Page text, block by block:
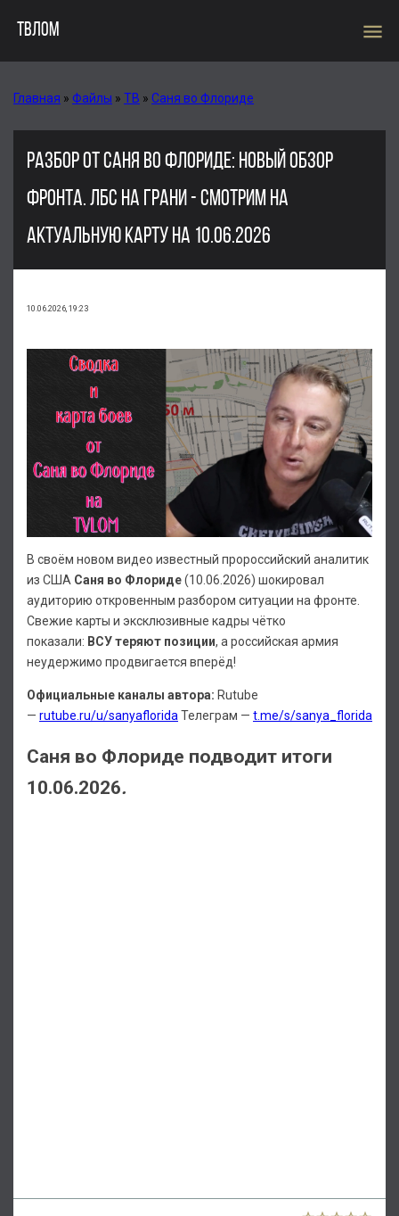
ТВЛОМ menu
Главная » Файлы » ТВ » Саня во Флориде
РАЗБОР ОТ САНЯ ВО ФЛОРИДЕ: НОВЫЙ ОБЗОР
ФРОНТА. ЛБС НА ГРАНИ - СМОТРИМ НА
АКТУАЛЬНУЮ КАРТУ НА 10.06.2026
10.06.2026, 19:23
В своём новом видео известный пророссийский аналитик
из США Саня во Флориде(10.06.2026) шокировал
аудиторию откровенным разбором ситуации на фронте.
Свежие карты и эксклюзивные кадры чётко
показали: ВСУ теряют позиции, а российская армия
неудержимо продвигается вперёд!
Официальные каналы автора: Rutube
— rutube.ru/u/sanyaflorida Телеграм — t.me/s/sanya_florida
Саня во Флориде подводит итоги
10.06.2026.